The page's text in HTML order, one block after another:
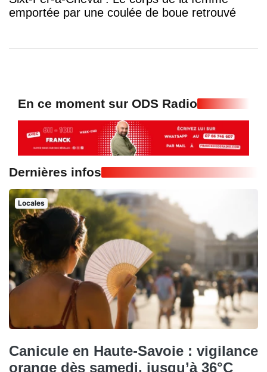
emportée par une coulée de boue retrouvé
En ce moment sur ODS Radio
Dernières infos
Locales
Canicule en Haute-Savoie : vigilance
orange dès samedi, jusqu’à 36°C